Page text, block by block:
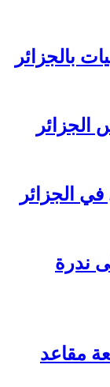
بالجزائر
الجزائر
الجزائر
ندرة
مقاعد